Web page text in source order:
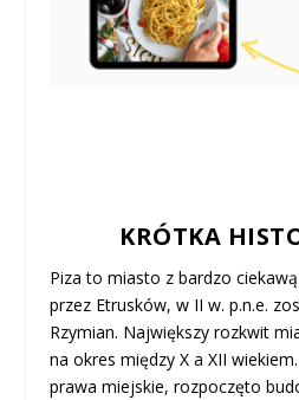
KRÓTKA
Piza to miasto z bardzo
przez Etrusków, w II w. p.n.e.
Rzymian. Największy rozkwit
na okres między X a XII
prawa miejskie, rozpoczęto